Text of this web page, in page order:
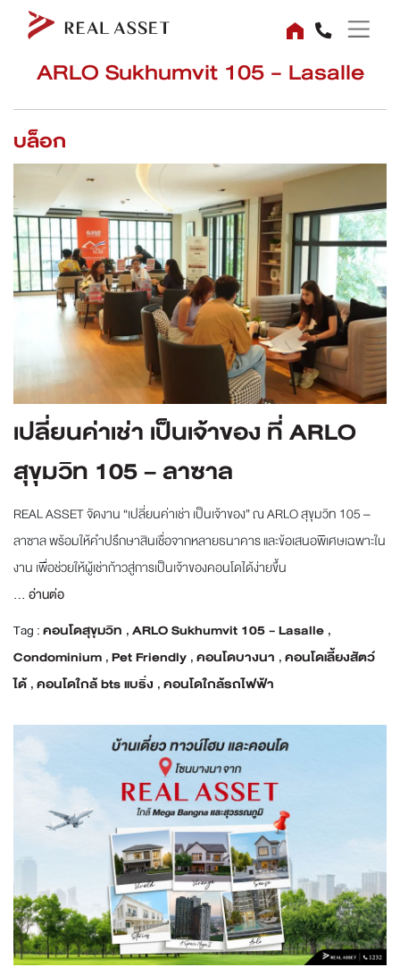
ARLO Sukhumvit 105 - Lasalle
บล็อก
เปลี่ยนค่าเช่า เป็นเจ้าของ ที่ ARLO
สุขุมวิท 105 – ลาซาล
REAL ASSET จัดงาน “เปลี่ยนค่าเช่า เป็นเจ้าของ” ณ ARLO สุขุมวิท 105 –
ลาซาล พร้อมให้คำปรึกษาสินเชื่อจากหลายธนาคาร และข้อเสนอพิเศษเฉพาะใน
งาน เพื่อช่วยให้ผู้เช่าก้าวสู่การเป็นเจ้าของคอนโดได้ง่ายขึ้น
... อ่านต่อ
Tag :คอนโดสุขุมวิท ,ARLO Sukhumvit 105 - Lasalle ,
Condominium ,Pet Friendly ,คอนโดบางนา ,คอนโดเลี้ยงสัตว์
ได้,คอนโดใกล้ bts แบริ่ง ,คอนโดใกล้รถไฟฟ้า